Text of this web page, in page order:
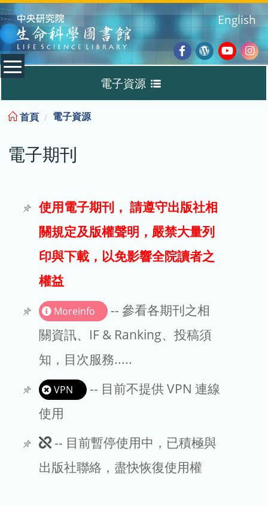
:::
Facebook
Wordpress
English
電子資源
電子期刊
試用
文章處理費
EndNote
首頁 電子資源
電子期刊
使用電子期刊， 請遵守出版社相
關規定及版權聲明，嚴禁大量列
印與下載，以免影響全院讀者之
權益
Moreinfo
-- 參看各期刊之相
關資訊、IF & Ranking、投稿須
知，目次服務.....
VPN
-- 目前不提供 VPN 連線
使用
此
期
-- 目前暫停使用中，已積極與
出版社聯絡，盡快恢復使用權